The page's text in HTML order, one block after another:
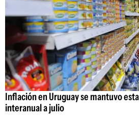
Inflación en Uruguay se mantuvo
interanual a julio